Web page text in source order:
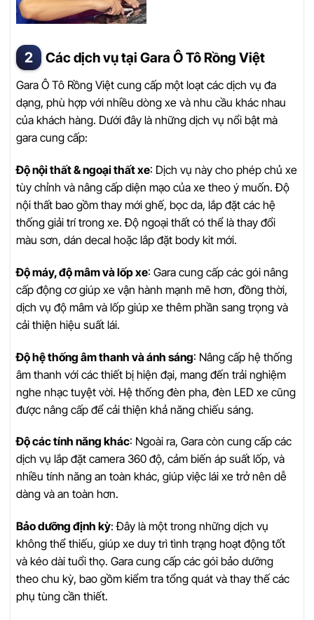
Các dịch vụ tại Gara Ô Tô Rồng Việt
Gara Ô Tô Rồng Việt cung cấp một loạt các dịch vụ đa
dạng, phù hợp với nhiều dòng xe và nhu cầu khác nhau
của khách hàng. Dưới đây là những dịch vụ nổi bật mà
gara cung cấp:
Độ nội thất & ngoại thất xe: Dịch vụ này cho phép chủ xe
tùy chỉnh và nâng cấp diện mạo của xe theo ý muốn. Độ
nội thất bao gồm thay mới ghế, bọc da, lắp đặt các hệ
thống giải trí trong xe. Độ ngoại thất có thể là thay đổi
màu sơn, dán decal hoặc lắp đặt body kit mới.
Độ máy, độ mâm và lốp xe: Gara cung cấp các gói nâng
cấp động cơ giúp xe vận hành mạnh mẽ hơn, đồng thời,
dịch vụ độ mâm và lốp giúp xe thêm phần sang trọng và
cải thiện hiệu suất lái.
Độ hệ thống âm thanh và ánh sáng: Nâng cấp hệ thống
âm thanh với các thiết bị hiện đại, mang đến trải nghiệm
nghe nhạc tuyệt vời. Hệ thống đèn pha, đèn LED xe cũng
được nâng cấp để cải thiện khả năng chiếu sáng.
Độ các tính năng khác: Ngoài ra, Gara còn cung cấp các
dịch vụ lắp đặt camera 360 độ, cảm biến áp suất lốp, và
nhiều tính năng an toàn khác, giúp việc lái xe trở nên dễ
dàng và an toàn hơn.
Bảo dưỡng định kỳ: Đây là một trong những dịch vụ
không thể thiếu, giúp xe duy trì tình trạng hoạt động tốt
và kéo dài tuổi thọ. Gara cung cấp các gói bảo dưỡng
theo chu kỳ, bao gồm kiểm tra tổng quát và thay thế các
phụ tùng cần thiết.